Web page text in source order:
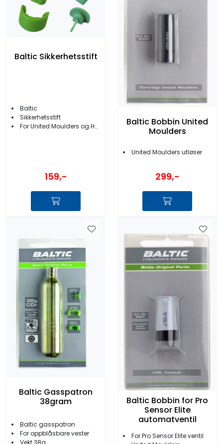
Baltic Sikkerhetsstift
Baltic
Sikkerhetsstift
For United Moulders og Halkey Roberts ventiler
159,-
Baltic Bobbin United
Moulders
United Moulders utløser
299,-
Baltic Gasspatron
38gram
Baltic gasspatron
For oppblåsbare vester
Baltic Bobbin for Pro
Sensor Elite
automatventil
For Pro Sensor Elite ventil